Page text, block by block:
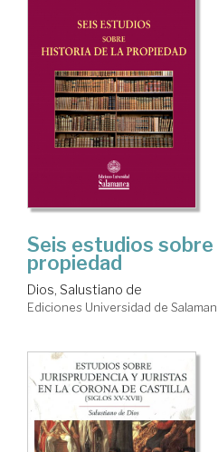
Seis estudios
propiedad
Dios, Salustiano de
Ediciones Universidad de